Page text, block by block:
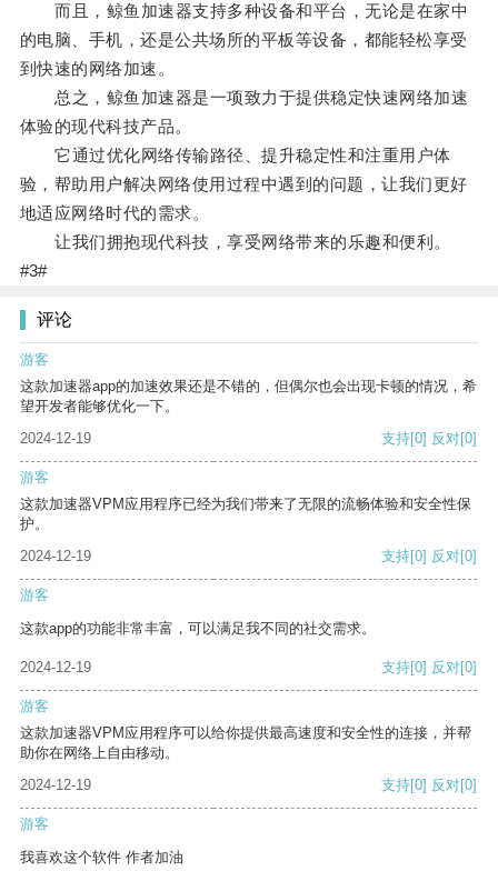
而且，鲸鱼加速器支持多种设备和平台，无论是在家中
的电脑、手机，还是公共场所的平板等设备，都能轻松享受
到快速的网络加速。
总之，鲸鱼加速器是一项致力于提供稳定快速网络加速
体验的现代科技产品。
它通过优化网络传输路径、提升稳定性和注重用户体
验，帮助用户解决网络使用过程中遇到的问题，让我们更好
地适应网络时代的需求。
让我们拥抱现代科技，享受网络带来的乐趣和便利。
#3#
评论
游客
这款加速器app的加速效果还是不错的，但偶尔也会出现卡顿的情况，希
望开发者能够优化一下。
2024-12-19
支持[0] 反对[0]
游客
这款加速器VPM应用程序已经为我们带来了无限的流畅体验和安全性保
护。
2024-12-19
支持[0] 反对[0]
游客
这款app的功能非常丰富，可以满足我不同的社交需求。
2024-12-19 支持[0] 反对[0]
游客
这款加速器VPM应用程序可以给你提供最高速度和安全性的连接，并帮
助你在网络上自由移动。
2024-12-19
支持[0] 反对[0]
游客
我喜欢这个软件 作者加油